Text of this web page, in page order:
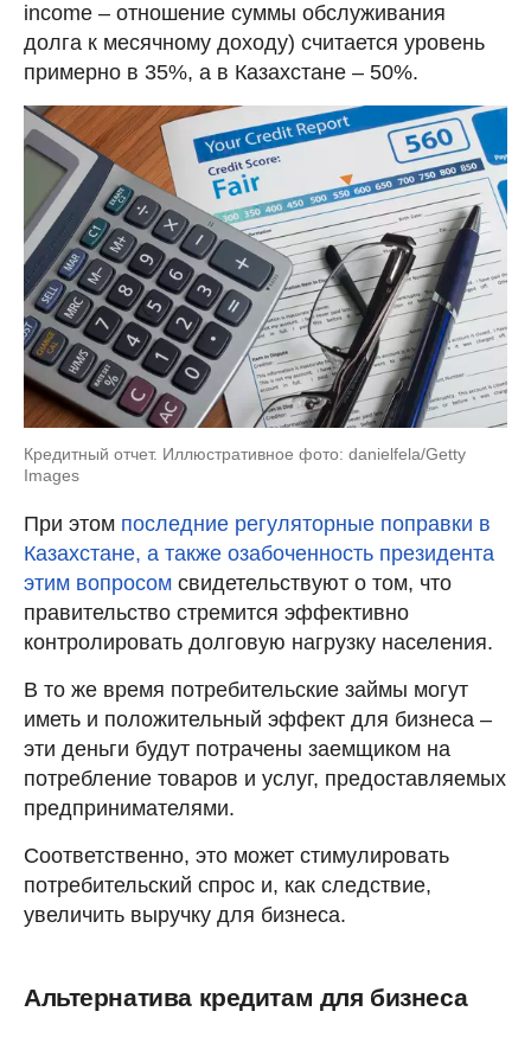
income – отношение суммы обслуживания
долга к месячному доходу) считается уровень
примерно в 35%, а в Казахстане – 50%.
Кредитный отчет. Иллюстративное фото: danielfela/Getty
Images
При этом последние регуляторные поправки в
Казахстане, а также озабоченность президента
этим вопросом свидетельствуют о том, что
правительство стремится эффективно
контролировать долговую нагрузку населения.
В то же время потребительские займы могут
иметь и положительный эффект для бизнеса –
эти деньги будут потрачены заемщиком на
потребление товаров и услуг, предоставляемых
предпринимателями.
Соответственно, это может стимулировать
потребительский спрос и, как следствие,
увеличить выручку для бизнеса.
Альтернатива кредитам для бизнеса